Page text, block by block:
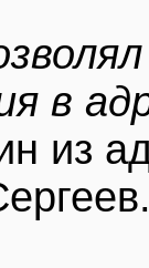
в
из